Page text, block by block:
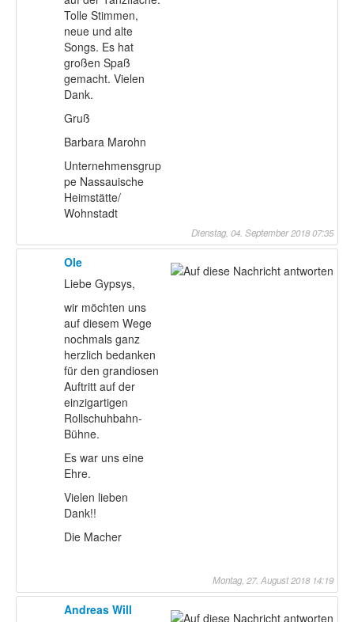
Tolle Stimmen,
neue und alte
Songs. Es hat
großen Spaß
gemacht. Vielen
Dank.
Gruß
Barbara Marohn
Unternehmensgrup
pe Nassauische
Heimstätte/
Wohnstadt
Dienstag, 04. September 2018 07:35
Ole
Liebe Gypsys,
wir möchten uns
auf diesem Wege
nochmals ganz
herzlich bedanken
für den grandiosen
Auftritt auf der
einzigartigen
Rollschuhbahn-
Bühne.
Es war uns eine
Ehre.
Vielen lieben
Dank!!
Die Macher
Montag, 27. August 2018 14:19
Andreas Will